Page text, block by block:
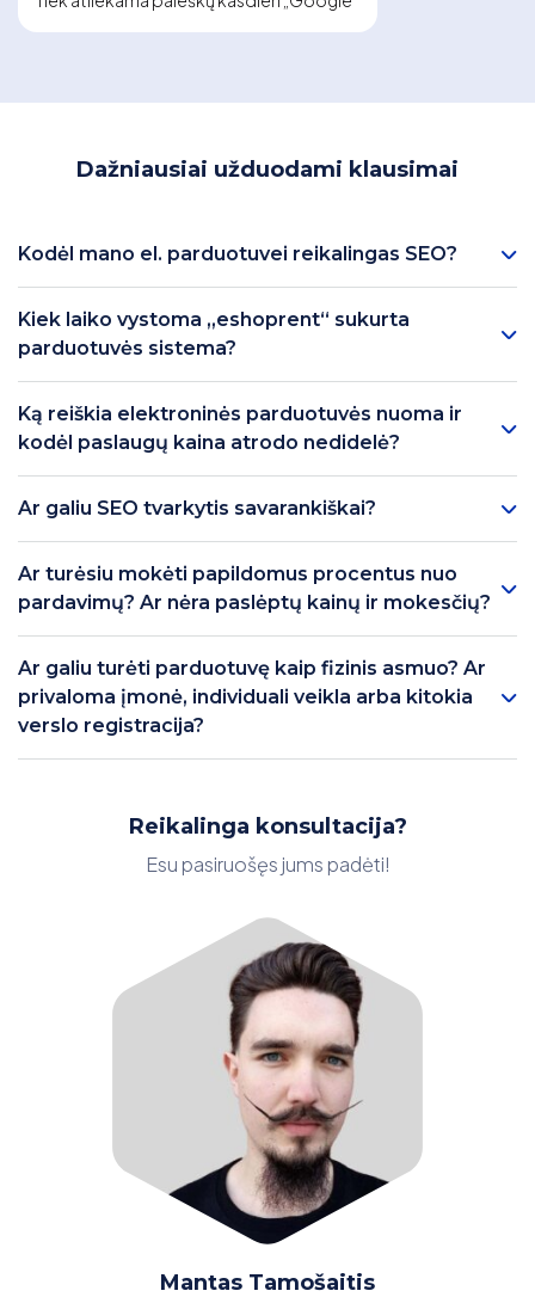
Dažniausiai užduodami klausimai
Kodėl mano el. parduotuvei reikalingas SEO?
Kiek laiko vystoma „eshoprent“ sukurta
parduotuvės sistema?
Ką reiškia elektroninės parduotuvės nuoma ir
kodėl paslaugų kaina atrodo nedidelė?
Ar galiu SEO tvarkytis savarankiškai?
Ar turėsiu mokėti papildomus procentus nuo
pardavimų? Ar nėra paslėptų kainų ir mokesčių?
Ar galiu turėti parduotuvę kaip fizinis asmuo? Ar
privaloma įmonė, individuali veikla arba kitokia
verslo registracija?
Reikalinga konsultacija?
Esu pasiruošęs jums padėti!
Mantas Tamošaitis